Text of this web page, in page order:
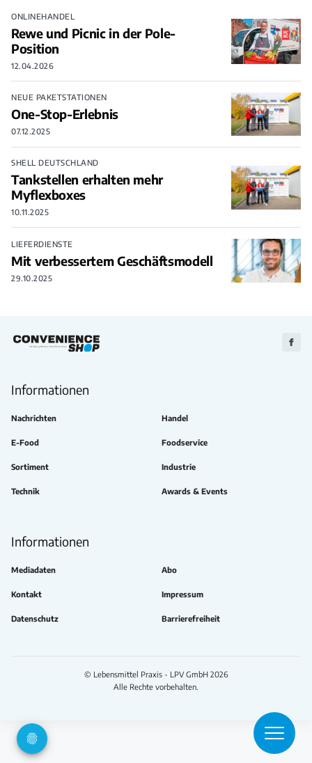
ONLINEHANDEL
Rewe und Picnic in der Pole-
Position
12.04.2026
NEUE PAKETSTATIONEN
One-Stop-Erlebnis
07.12.2025
SHELL DEUTSCHLAND
Tankstellen erhalten mehr
Myflexboxes
10.11.2025
LIEFERDIENSTE
Mit verbessertem Geschäftsmodell
29.10.2025
Zu
Informationen
Nachrichten Handel
E-Food Foodservice
Sortiment Industrie
Technik Awards & Events
Informationen
Mediadaten Abo
Kontakt Impressum
Datenschutz Barrierefreiheit
© Lebensmittel Praxis - LPV GmbH 2026
Alle Rechte vorbehalten.